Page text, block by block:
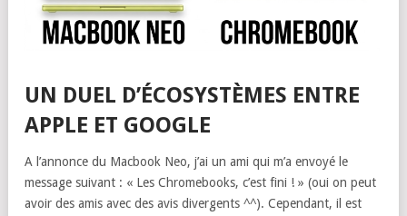
UN DUEL D’ÉCOSYSTÈMES ENTRE
APPLE ET GOOGLE
A l’annonce du Macbook Neo, j’ai un ami qui m’a envoyé le
message suivant : « Les Chromebooks, c’est fini ! » (oui on peut
avoir des amis avec des avis divergents ^^). Cependant, il est